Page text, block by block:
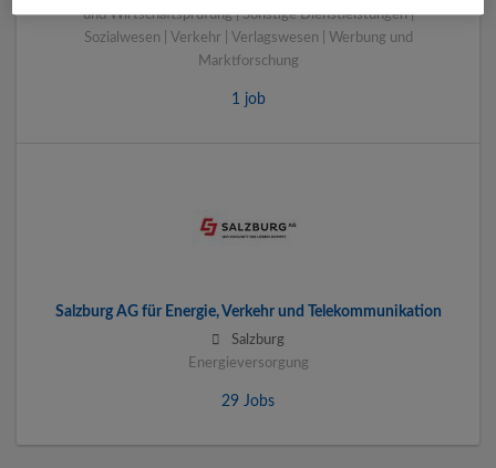
und Wirtschaftsprüfung | Sonstige Dienstleistungen |
Sozialwesen | Verkehr | Verlagswesen | Werbung und
Marktforschung
1 job
Salzburg AG für Energie, Verkehr und Telekommunikation
Salzburg
Energieversorgung
29 Jobs